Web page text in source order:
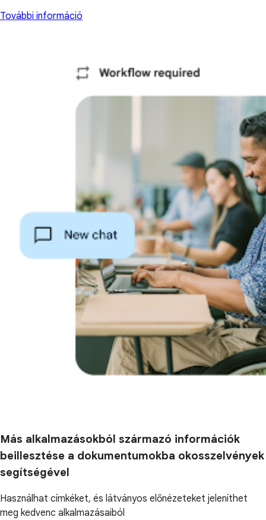
További információ
Más alkalmazásokból származó információk
beillesztése a dokumentumokba okosszelvények
segítségével
Használhat címkéket, és látványos előnézeteket jeleníthet
meg kedvenc alkalmazásaiból